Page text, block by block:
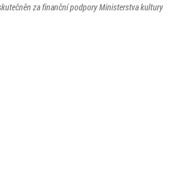
za finanční podpory Ministerstva kultury